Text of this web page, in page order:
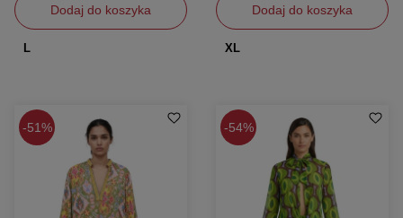
Dodaj do koszyka
L
Dodaj do koszyka
XL
51% 54%